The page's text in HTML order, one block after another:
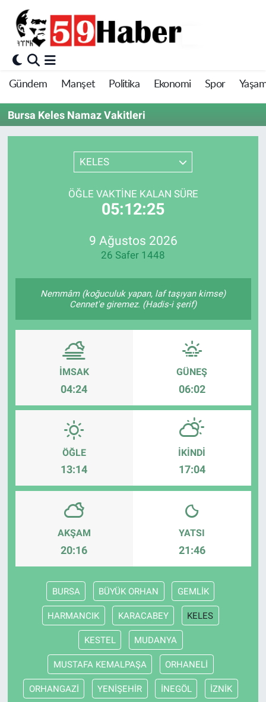
Gündem Manşet Politika Ekonomi Spor
Bursa Keles Namaz Vakitleri
KELES
ÖĞLE VAKTINE KALAN SÜRE
05:12:25
9 Ağustos 2026
26 Safer 1448
Nemmâm (koğuculuk yapan, laf taşıyan kimse)
Cennet'e giremez. (Hadis-i şerif)
İMSAK
04:24
GÜNEŞ
06:02
ÖĞLE
13:14
İKINDI
17:04
AKŞAM
20:16
YATSI
21:46
BURSA BÜYÜK ORHAN GEMLİK
HARMANCIK KARACABEY KELES
KESTEL MUDANYA
MUSTAFA KEMALPAŞA ORHANELİ
ORHANGAZİ YENİŞEHİR İNEGÖL İZNİK